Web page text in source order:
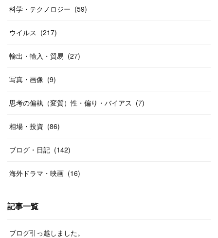
科学・テクノロジー (59)
ウイルス (217)
輸出・輸入・貿易 (27)
写真・画像 (9)
思考の偏執（変質）性・偏り・バイアス (7)
相場・投資 (86)
ブログ・日記 (142)
海外ドラマ・映画 (16)
記事一覧
ブログ引っ越しました。